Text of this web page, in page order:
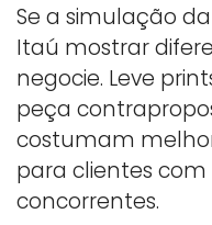
Se a simulação
Itaú mostrar
negocie. Leve
peça
costumam
para clientes
concorrentes.